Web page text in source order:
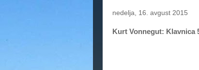
nedelja, 16. avgust 2015
Kurt Vonnegut: Klavnica